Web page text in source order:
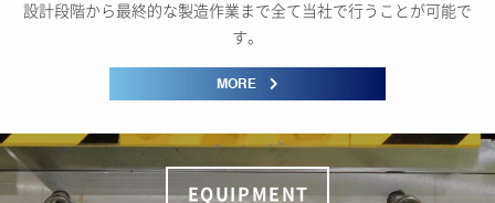
設計段階から最終的な製造作業まで全て当社で行うことが可能で
す。
MORE
EQUIPMENT